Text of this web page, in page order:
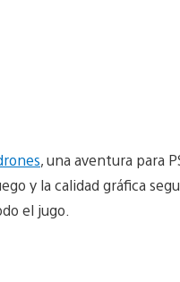
, una aventura para
y la calidad gráfica
el jugo.